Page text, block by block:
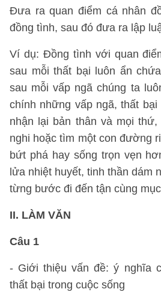
Đưa ra quan điểm cá nhân
đồng tình, sau đó đưa ra lập
Ví dụ: Đồng tình với quan
sau mỗi thất bại luôn ẩn
sau mỗi vấp ngã chúng ta
chính những vấp ngã, thất
nhận lại bản thân và mọi
nghi hoặc tìm một con đường
bứt phá hay sống trọn vẹn
lửa nhiệt huyết, tinh thần dám
từng bước đi đến tận cùng
II. LÀM VĂN
Câu 1
- Giới thiệu vấn đề: ý nghĩa
thất bại trong cuộc sống